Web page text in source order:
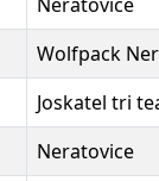
Wolfpack
Joskatel tri
Neratovice